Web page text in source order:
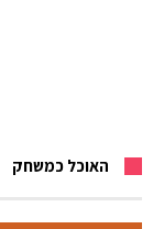
האוכל כמשחק